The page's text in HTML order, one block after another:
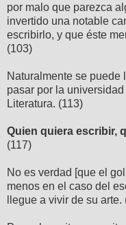
por malo que parezca
invertido una notable
escribirlo, y que éste
(103)
Naturalmente se puede
pasar por la
Literatura. (113)
Quien quiera escribir,
(117)
No es verdad [que el
menos en el caso del
llegue a vivir de su arte.